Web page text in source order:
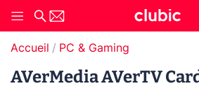
Accueil PC & Gaming
AVerMedia AVerTV